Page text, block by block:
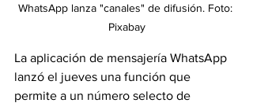
WhatsApp lanza "canales" de difusión. Foto:
Pixabay
La aplicación de mensajería WhatsApp
lanzó el jueves una función que
permite a un número selecto de